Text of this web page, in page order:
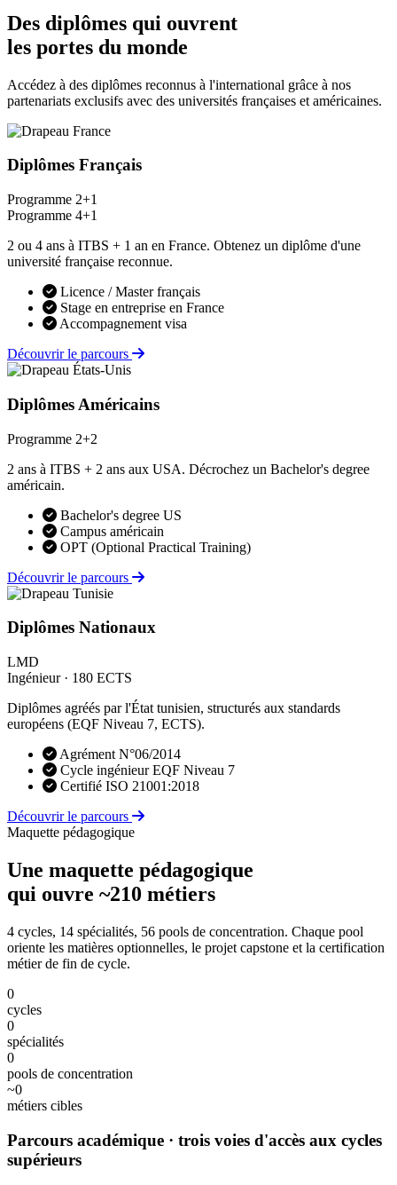
Des diplômes qui ouvrent
les portes du monde
Accédez à des diplômes reconnus à l'international grâce à nos
partenariats exclusifs avec des universités françaises et américaines.
Diplômes Français
Programme 2+1
Programme 4+1
2 ou 4 ans à ITBS + 1 an en France. Obtenez un diplôme d'une
université française reconnue.
Licence / Master français
Stage en entreprise en France
Accompagnement visa
Découvrir le parcours
Diplômes Américains
Programme 2+2
2 ans à ITBS + 2 ans aux USA. Décrochez un Bachelor's degree
américain.
Bachelor's degree US
Campus américain
OPT (Optional Practical Training)
Découvrir le parcours
Diplômes Nationaux
LMD
Ingénieur · 180 ECTS
Diplômes agréés par l'État tunisien, structurés aux standards
européens (EQF Niveau 7, ECTS).
Agrément N°06/2014
Cycle ingénieur EQF Niveau 7
Certifié ISO 21001:2018
Découvrir le parcours
Maquette pédagogique
Une maquette pédagogique
qui ouvre ~210 métiers
4 cycles, 14 spécialités, 56 pools de concentration. Chaque pool
oriente les matières optionnelles, le projet capstone et la certification
métier de fin de cycle.
0
cycles
0
spécialités
0
pools de concentration
~0
métiers cibles
Parcours académique · trois voies d'accès aux cycles
supérieurs